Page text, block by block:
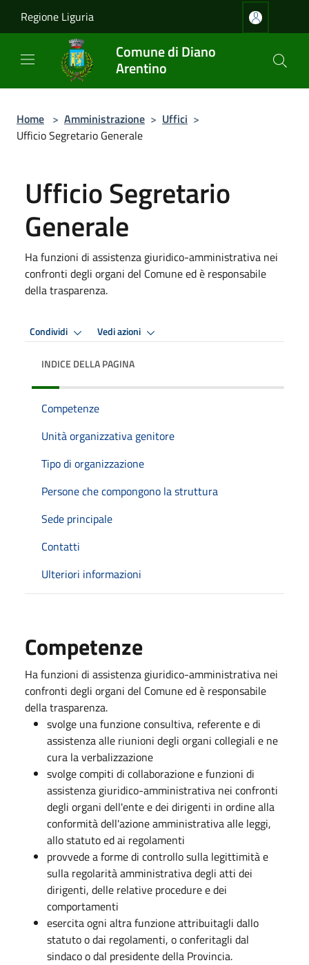
Regione Liguria
Comune di Diano
Arentino
Home > Amministrazione > Uffici >
Ufficio Segretario Generale
Ufficio Segretario
Generale
Ha funzioni di assistenza giuridico-amministrativa nei
confronti degli organi del Comune ed è responsabile
della trasparenza.
Condividi Vedi azioni
INDICE DELLA PAGINA
Competenze
Unità organizzativa genitore
Tipo di organizzazione
Persone che compongono la struttura
Sede principale
Contatti
Ulteriori informazioni
Competenze
Ha funzioni di assistenza giuridico-amministrativa nei
confronti degli organi del Comune ed è responsabile
della trasparenza.
svolge una funzione consultiva, referente e di
assistenza alle riunioni degli organi collegiali e ne
cura la verbalizzazione
svolge compiti di collaborazione e funzioni di
assistenza giuridico-amministrativa nei confronti
degli organi dell'ente e dei dirigenti in ordine alla
conformità dell'azione amministrativa alle leggi,
allo statuto ed ai regolamenti
provvede a forme di controllo sulla legittimità e
sulla regolarità amministrativa degli atti dei
dirigenti, delle relative procedure e dei
comportamenti
esercita ogni altra funzione attribuitagli dallo
statuto o dai regolamenti, o conferitagli dal
sindaco o dal presidente della Provincia.